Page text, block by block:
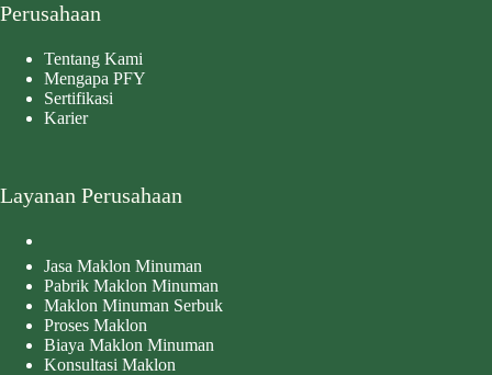
Perusahaan
Tentang Kami
Mengapa PFY
Sertifikasi
Karier
Layanan Perusahaan
Jasa Maklon Minuman
Pabrik Maklon Minuman
Maklon Minuman Serbuk
Proses Maklon
Biaya Maklon Minuman
Konsultasi Maklon